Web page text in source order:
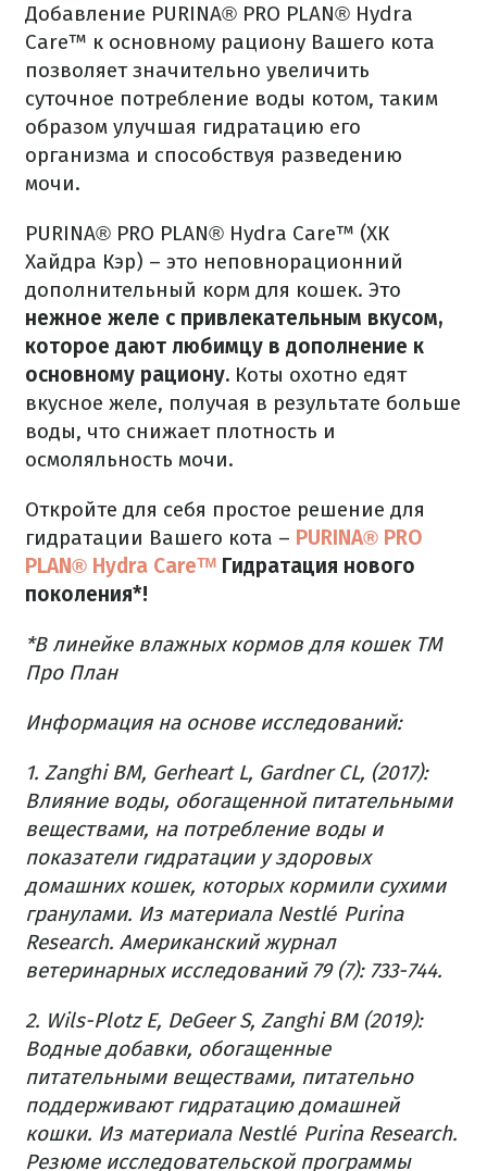
Добавление PURINA® PRO PLAN® Hydra
Care™ к основному рациону Вашего кота
позволяет значительно увеличить
суточное потребление воды котом, таким
образом улучшая гидратацию его
организма и способствуя разведению
мочи.
PURINA® PRO PLAN® Hydra Care™ (ХК
Хайдра Кэр) – это неповнорационний
дополнительный корм для кошек. Это
нежное желе с привлекательным вкусом,
которое дают любимцу в дополнение к
основному рациону. Коты охотно едят
вкусное желе, получая в результате больше
воды, что снижает плотность и
осмоляльность мочи.
Откройте для себя простое решение для
гидратации Вашего кота – PURINA® PRO
PLAN® Hydra Careᵀᴹ Гидратация нового
поколения*!
*В линейке влажных кормов для кошек ТМ
Про План
Информация на основе исследований:
1. Zanghi BM, Gerheart L, Gardner CL, (2017):
Влияние воды, обогащенной питательными
веществами, на потребление воды и
показатели гидратации у здоровых
домашних кошек, которых кормили сухими
гранулами. Из материала Nestlé Purina
Research. Американский журнал
ветеринарных исследований 79 (7): 733-744.
2. Wils-Plotz E, DeGeer S, Zanghi BM (2019):
Водные добавки, обогащенные
питательными веществами, питательно
поддерживают гидратацию домашней
кошки. Из материала Nestlé Purina Research.
Резюме исследовательской программы